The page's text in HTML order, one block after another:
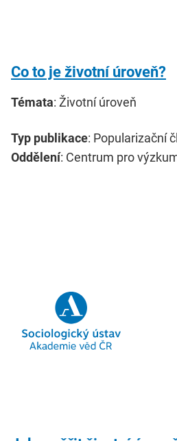
Co to je životní úroveň?
Témata: Životní úroveň
Typ publikace: Popularizační
Oddělení: Centrum pro